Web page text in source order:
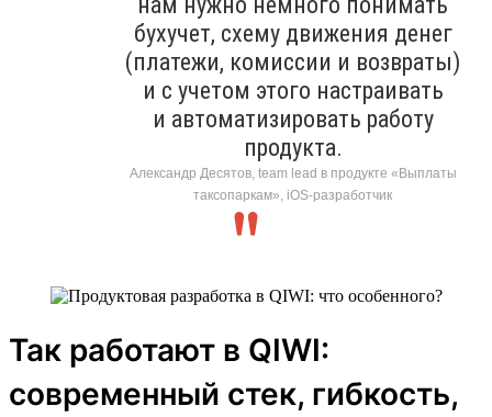
бухучет, схему движения денег
(платежи, комиссии и возвраты)
и с учетом этого настраивать
и автоматизировать работу
продукта.
Александр Десятов, team lead в продукте «Выплаты
таксопаркам», iOS-разработчик
Так работают в QIWI:
современный стек, гибкость,